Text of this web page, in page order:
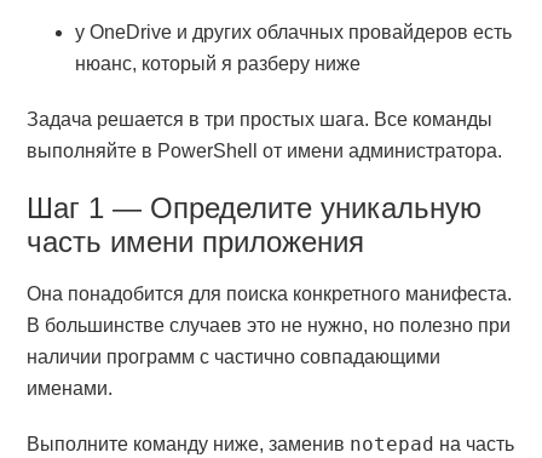
у OneDrive и других облачных провайдеров есть
нюанс, который я разберу ниже
Задача решается в три простых шага. Все команды
выполняйте в PowerShell от имени администратора.
Шаг 1 — Определите уникальную
часть имени приложения
Она понадобится для поиска конкретного манифеста.
В большинстве случаев это не нужно, но полезно при
наличии программ с частично совпадающими
именами.
Выполните команду ниже, заменив notepad на часть